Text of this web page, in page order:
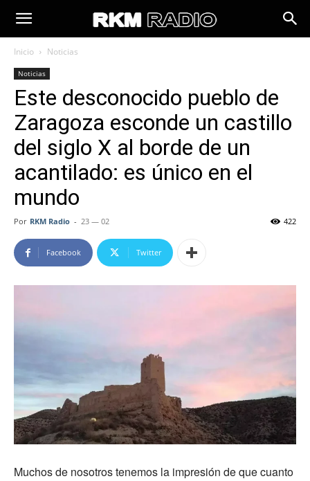
Inicio Noticias
Noticias
Este desconocido pueblo de
Zaragoza esconde un castillo
del siglo X al borde de un
acantilado: es único en el
mundo
Por RKM Radio - 23 — 02 422
Facebook Twitter
Muchos de nosotros tenemos la impresión de que cuanto